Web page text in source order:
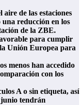
aire de las estaciones
reducción en los
de la ZBE.
para cumplir
Unión Europea para
menos han accedido
con los
A o sin etiqueta, así
junio tendrán